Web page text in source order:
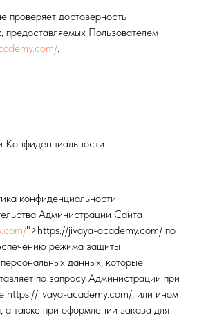
проверяет достоверность
предоставляемых Пользователем
.
Конфиденциальности
конфиденциальности
Администрации Сайта
">https://jivaya-academy.com/ по
режима защиты
данных, которые
по запросу Администрации при
https://jivaya-academy.com/, или ином
а также при оформлении заказа для